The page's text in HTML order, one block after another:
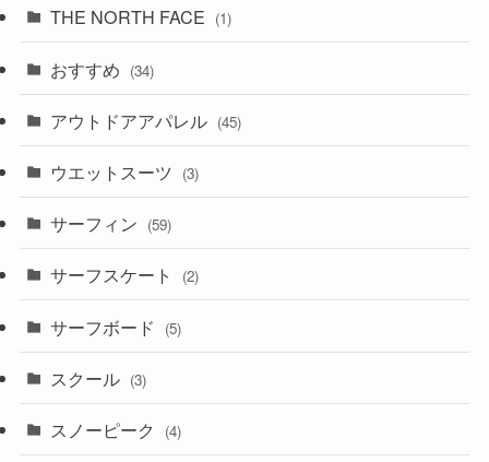
THE NORTH FACE (1)
おすすめ (34)
アウトドアアパレル (45)
ウエットスーツ (3)
サーフィン (59)
サーフスケート (2)
サーフボード (5)
スクール (3)
スノーピーク (4)